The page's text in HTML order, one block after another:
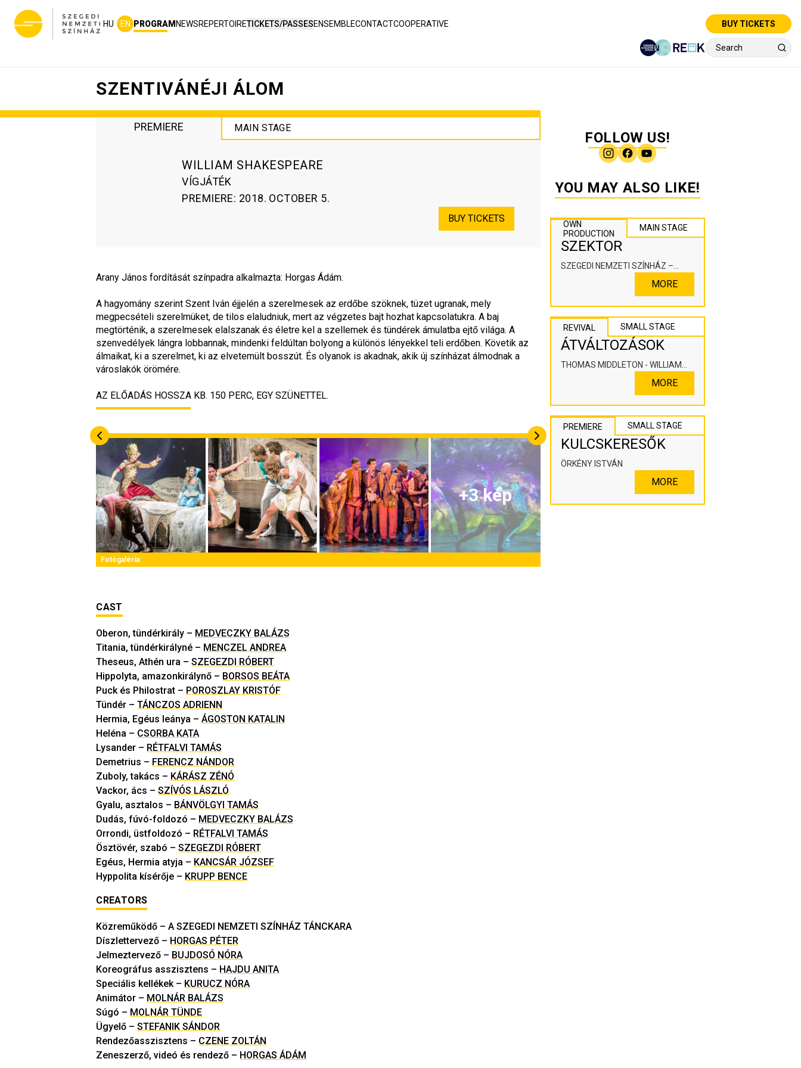
HU EN PROGRAM NEWSREPERTOIRETICKETS/PASSESENSEMBLECONTACTCOOPERATIVE BUY TICKETS
SZENTIVÁNÉJI ÁLOM
PREMIERE MAIN STAGE
WILLIAM SHAKESPEARE
VÍGJÁTÉK
PREMIERE: 2018. OCTOBER 5.
BUY TICKETS
Arany János fordítását színpadra alkalmazta: Horgas Ádám.
A hagyomány szerint Szent Iván éjjelén a szerelmesek az erdőbe szöknek, tüzet ugranak, mely
megpecsételi szerelmüket, de tilos elaludniuk, mert az végzetes bajt hozhat kapcsolatukra. A baj
megtörténik, a szerelmesek elalszanak és életre kel a szellemek és tündérek ámulatba ejtő világa. A
szenvedélyek lángra lobbannak, mindenki feldúltan bolyong a különös lényekkel teli erdőben. Követik az
álmaikat, ki a szerelmet, ki az elvetemült bosszút. És olyanok is akadnak, akik új színházat álmodnak a
városlakók örömére.
+3kép
Fotógaléria:
CAST
Oberon, tündérkirály – MEDVECZKY BALÁZS
Titania, tündérkirályné – MENCZEL ANDREA
Theseus, Athén ura –SZEGEZDI RÓBERT
Hippolyta, amazonkirálynő – BORSOS BEÁTA
Puck és Philostrat – POROSZLAY KRISTÓF
Tündér –TÁNCZOS ADRIENN
Hermia, Egéus leánya –ÁGOSTON KATALIN
Heléna – CSORBA KATA
Lysander – RÉTFALVI TAMÁS
Demetrius – FERENCZ NÁNDOR
Zuboly, takács – KÁRÁSZ ZÉNÓ
Vackor, ács –SZÍVÓS LÁSZLÓ
Gyalu, asztalos – BÁNVÖLGYI TAMÁS
Dudás, fúvó-foldozó – MEDVECZKY BALÁZS
Orrondi, üstfoldozó – RÉTFALVI TAMÁS
Ösztövér, szabó –SZEGEZDI RÓBERT
Egéus, Hermia atyja – KANCSÁR JÓZSEF
Hyppolita kísérője – KRUPP BENCE
CREATORS
Közreműködő –A SZEGEDI NEMZETI SZÍNHÁZ TÁNCKARA
Díszlettervező – HORGAS PÉTER
Jelmeztervező – BUJDOSÓ NÓRA
Koreográfus asszisztens – HAJDU ANITA
Speciális kellékek– KURUCZ NÓRA
Animátor – MOLNÁR BALÁZS
Súgó – MOLNÁR TÜNDE
Ügyelő –STEFANIK SÁNDOR
Rendezőasszisztens – CZENE ZOLTÁN
Zeneszerző, videó és rendező – HORGAS ÁDÁM
FOLLOW US!
YOU MAY ALSO LIKE!
OWN
PRODUCTION
MAIN STAGE
SZEKTOR
SZEGEDI NEMZETI SZÍNHÁZ –
KOOPERÁLÓ SZÍNHÁZPEDAGÓGIAI
MORE
REVIVAL SMALL STAGE
ÁTVÁLTOZÁSOK
THOMAS MIDDLETON - WILLIAM
MORE
PREMIERE SMALL STAGE
KULCSKERESŐK
ÖRKÉNY ISTVÁN
MORE